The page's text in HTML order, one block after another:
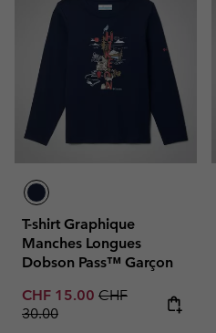
T-shirt Graphique
Manches Longues
Dobson Pass™ Garçon
Sale price:
CHF 15.00 Regular price:
CHF
30.00